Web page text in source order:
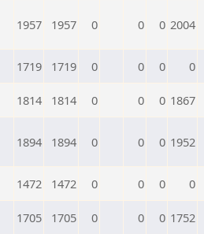
1957 1957 0 0 0 2004
1719 1719 0 0 0 0
1814 1814 0 0 0 1867
1894 1894 0 0 0 1952
1472 1472 0 0 0 0
1705 1705 0 0 0 1752